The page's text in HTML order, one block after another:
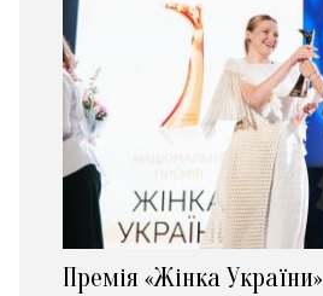
Премія «Жінка України»